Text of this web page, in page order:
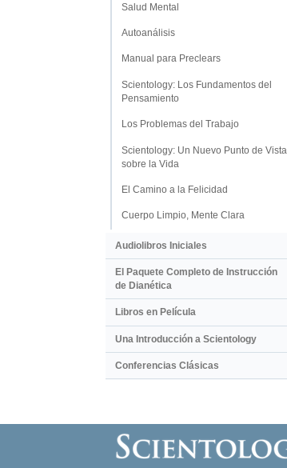
Salud Mental
Autoanálisis
Manual para Preclears
Scientology: Los Fundamentos del
Pensamiento
Los Problemas del Trabajo
Scientology: Un Nuevo Punto de Vista
sobre la Vida
El Camino a la Felicidad
Cuerpo Limpio, Mente Clara
Audiolibros Iniciales
El Paquete Completo de Instrucción
de Dianética
Libros en Película
Una Introducción a Scientology
Conferencias Clásicas